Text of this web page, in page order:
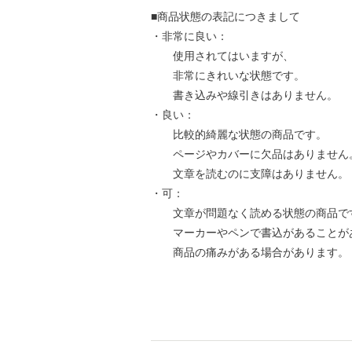
■商品状態の表記につきまして
・非常に良い：
使用されてはいますが、
非常にきれいな状態です。
書き込みや線引きはありません。
・良い：
比較的綺麗な状態の商品です。
ページやカバーに欠品はありません
文章を読むのに支障はありません。
・可：
文章が問題なく読める状態の商品で
マーカーやペンで書込があることが
商品の痛みがある場合があります。